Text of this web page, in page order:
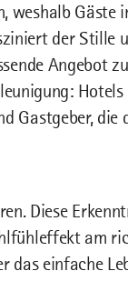
weshalb Gäste
der Stille
Angebot
Gastgeber, die
Diese
am
das einfache